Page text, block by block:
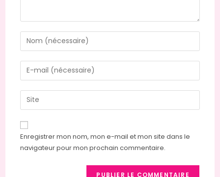
Enregistrer mon nom, mon e-mail et mon site dans le
navigateur pour mon prochain commentaire.